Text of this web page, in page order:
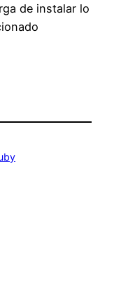
de instalar lo